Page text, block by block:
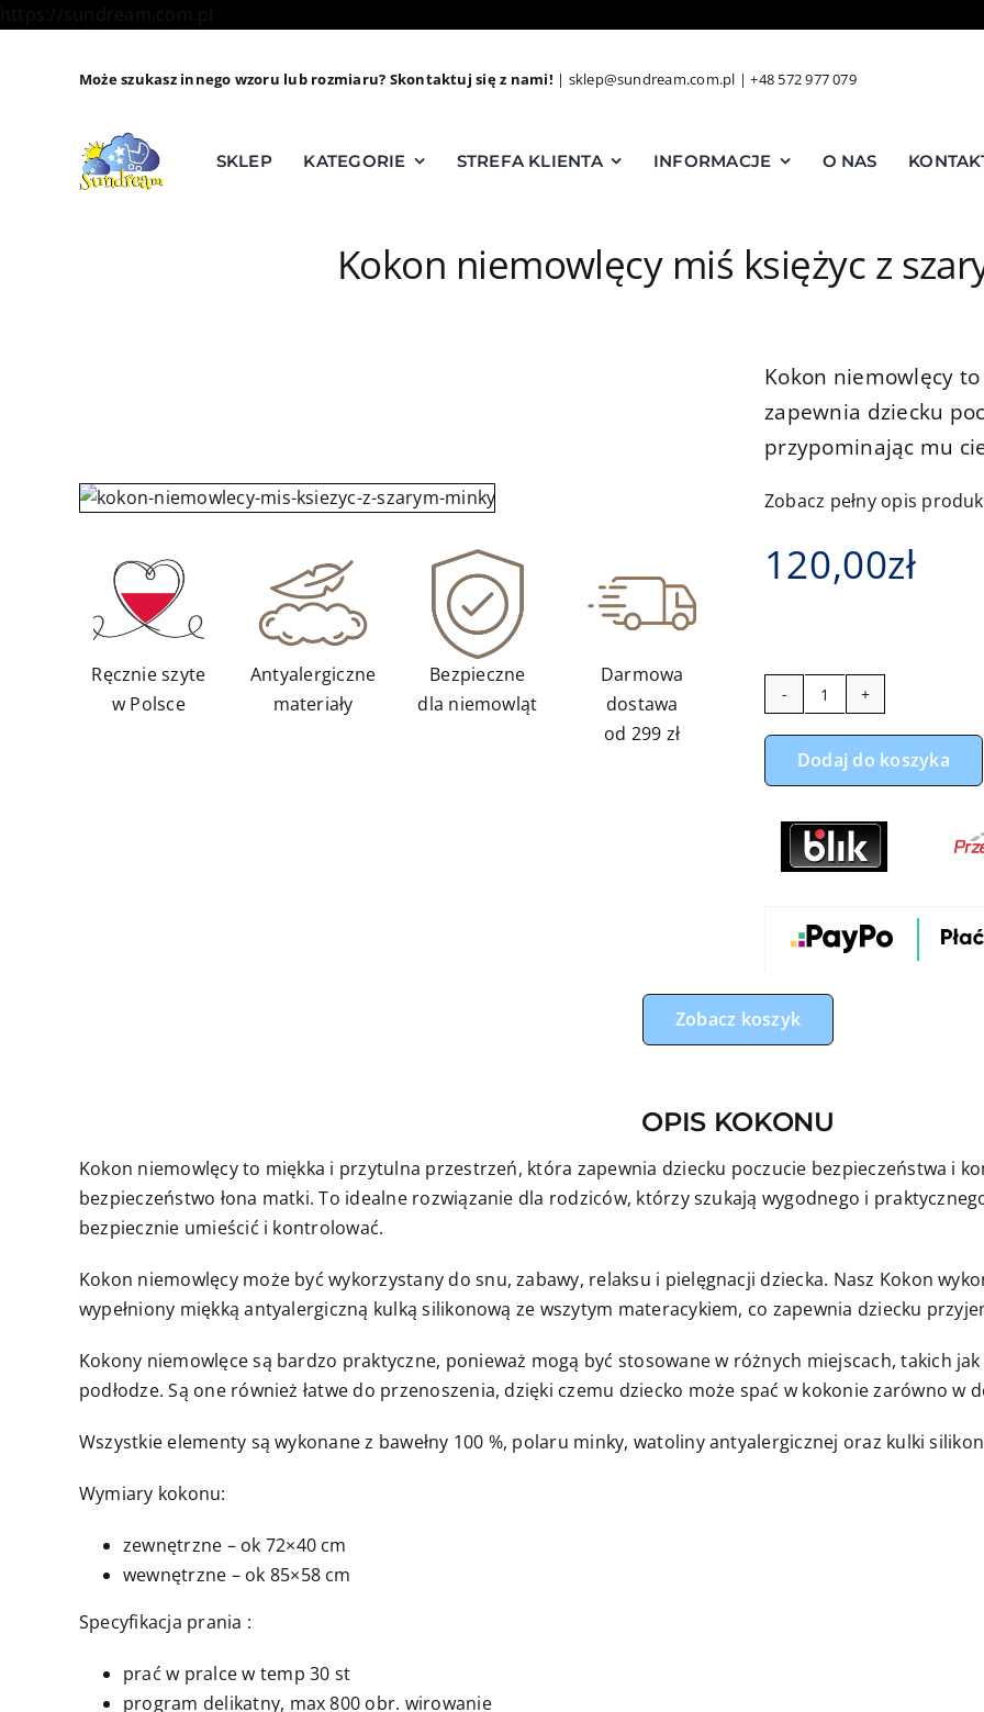
content
Może szukasz innego wzoru lub rozmiaru? Skontaktuj się z nami! | sklep@sundream.com.pl |+48 572 977 079
SKLEP KATEGORIE STREFA KLIENTA INFORMACJE O NAS
Kokon niemowlęcy miś księżyc z
Ręcznie szyte
w Polsce
Antyalergiczne
materiały
Bezpieczne
dla niemowląt
Darmowa
dostawa
od 299 zł
Kokon niemowlęcy
zapewnia dziecku
przypominając mu
Zobacz pełny opis
120,00zł
ilość
Kokon
niemowlęcy
księżyc
z
Dodaj do koszyka
Zobacz koszyk
OPIS KOKONU
Kokon niemowlęcy to miękka i przytulna przestrzeń, która zapewnia dziecku poczucie bezpieczeństwa i
bezpieczeństwo łona matki. To idealne rozwiązanie dla rodziców, którzy szukają wygodnego i
bezpiecznie umieścić i kontrolować.
Kokon niemowlęcy może być wykorzystany do snu, zabawy, relaksu i pielęgnacji dziecka. Nasz Kokon
wypełniony miękką antyalergiczną kulką silikonową ze wszytym materacykiem, co zapewnia dziecku
Kokony niemowlęce są bardzo praktyczne, ponieważ mogą być stosowane w różnych miejscach, takich jak
podłodze. Są one również łatwe do przenoszenia, dzięki czemu dziecko może spać w kokonie zarówno w
Wszystkie elementy są wykonane z bawełny 100 %, polaru minky, watoliny antyalergicznej oraz kulki
Wymiary kokonu:
zewnętrzne – ok 72×40 cm
wewnętrzne – ok 85×58 cm
Specyfikacja prania :
prać w pralce w temp 30 st
program delikatny, max 800 obr. wirowanie